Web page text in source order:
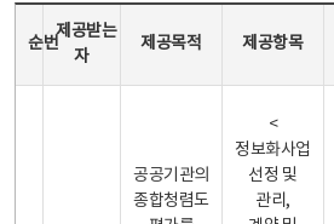
순번
제공받는
자
제공목적 제공항목
공공기관의
종합청렴도
<
정보화사업
선정 및
관리,